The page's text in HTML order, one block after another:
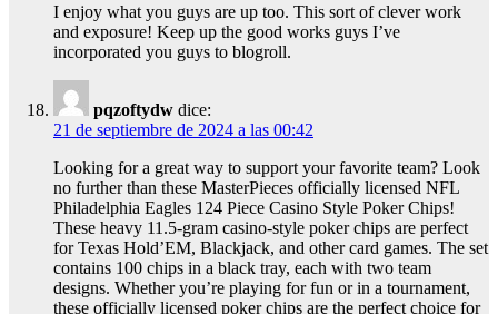
I enjoy what you guys are up too. This sort of clever work
and exposure! Keep up the good works guys I’ve
incorporated you guys to blogroll.
pqzoftydw dice:
21 de septiembre de 2024 a las 00:42
Looking for a great way to support your favorite team? Look
no further than these MasterPieces officially licensed NFL
Philadelphia Eagles 124 Piece Casino Style Poker Chips!
These heavy 11.5-gram casino-style poker chips are perfect
for Texas Hold’EM, Blackjack, and other card games. The set
contains 100 chips in a black tray, each with two team
designs. Whether you’re playing for fun or in a tournament,
these officially licensed poker chips are the perfect choice for